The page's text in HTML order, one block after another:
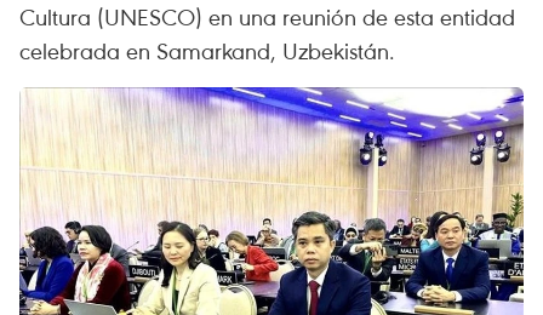
Cultura (UNESCO) en una reunión de esta entidad
celebrada en Samarkand, Uzbekistán.